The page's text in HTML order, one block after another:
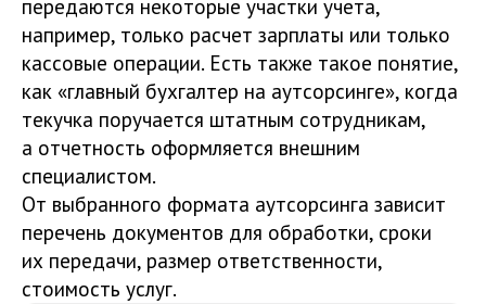
передаются некоторые участки учета,
например, только расчет зарплаты или только
кассовые операции. Есть также такое понятие,
как «главный бухгалтер на аутсорсинге», когда
текучка поручается штатным сотрудникам,
а отчетность оформляется внешним
специалистом.
От выбранного формата аутсорсинга зависит
перечень документов для обработки, сроки
их передачи, размер ответственности,
стоимость услуг.